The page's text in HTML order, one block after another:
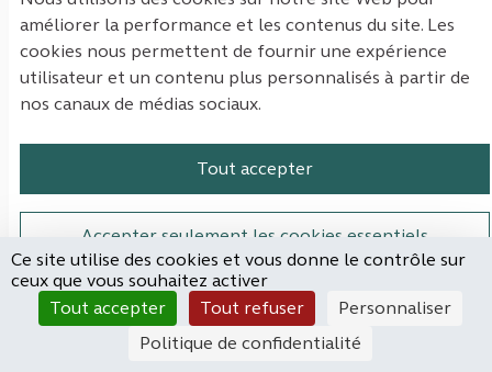
améliorer la performance et les contenus du site. Les
cookies nous permettent de fournir une expérience
utilisateur et un contenu plus personnalisés à partir de
nos canaux de médias sociaux.
Tout accepter
Accepter seulement les cookies essentiels
Paramètres
Le recours à la vacation dans la
fonction publique (notamment
universitaire).
Lea
NON RETENUE
Le recours à la vacation dans la fonction
publique semble s’intensifier. Ceci n’est pas sans
être...
Filtrer les résultats de la catégorie : Économie & finances
Économie & finances publiques
CRÉÉ LE
15/10/2023
5 5 ABONNÉS
SUIVRE
LE RECOURS À LA VACATION
Ce site utilise des cookies et vous donne le contrôle sur
ceux que vous souhaitez activer
Tout accepter
Tout refuser
Personnaliser
Politique de confidentialité